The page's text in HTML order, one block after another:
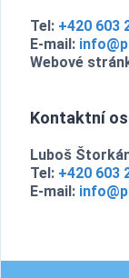
Tel: +420 603
E-mail:
Webové
Kontaktní
Luboš
Tel: +420 603
E-mail: